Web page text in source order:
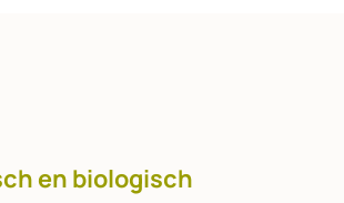
en biologisch